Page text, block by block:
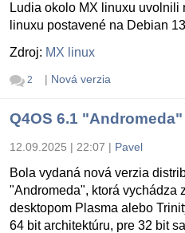
Ludia okolo MX linuxu uvolnili
linuxu postavené na Debian
Zdroj: MX linux
2 | Nová verzia
Q4OS 6.1 "Andromeda"
12.09.2025 | 22:07 | Pavel
Bola vydaná nová verzia
"Andromeda", ktorá vychádza
desktopom Plasma alebo
64 bit architektúru, pre 32 bit